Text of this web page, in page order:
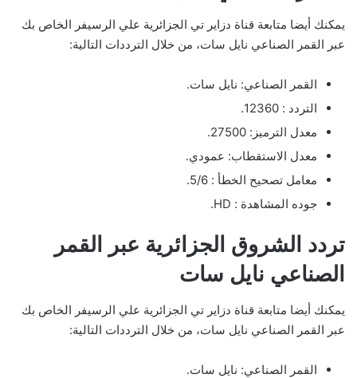
يمكنك أيضا متابعة قناة دزاير تي الجزائرية علي الرسيفر الخاص بك
عبر القمر الصناعي نايل سات، من خلال الترددات التالية:
القمر الصناعي: نايل سات.
التردد : 12360.
معدل الترميز: 27500.
معدل الاستقطاب: عمودي.
معامل تصحيح الخطأ : 5/6.
جوده المشاهدة : HD.
تردد الشروق الجزائرية عبر القمر
الصناعي نايل سات
يمكنك أيضا متابعة قناة دزاير تي الجزائرية علي الرسيفر الخاص بك
عبر القمر الصناعي نايل سات، من خلال الترددات التالية:
القمر الصناعي: نايل سات.